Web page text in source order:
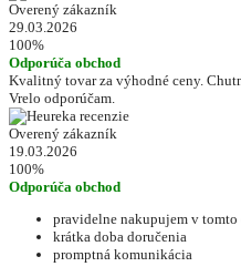
Overený zákazník
29.03.2026
100%
Odporúča obchod
Kvalitný tovar za výhodné ceny.
Vrelo odporúčam.
Overený zákazník
19.03.2026
100%
Odporúča obchod
pravidelne nakupujem v tomto
krátka doba doručenia
promptná komunikácia